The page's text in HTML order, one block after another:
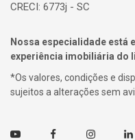
CRECI: 6773j - SC
Nossa especialidade está
experiência imobiliária do
*Os valores, condições e
sujeitos a alterações sem
Youtube FacebookInstagram